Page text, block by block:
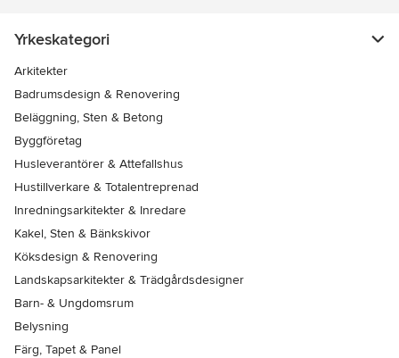
Yrkeskategori
Arkitekter
Badrumsdesign & Renovering
Beläggning, Sten & Betong
Byggföretag
Husleverantörer & Attefallshus
Hustillverkare & Totalentreprenad
Inredningsarkitekter & Inredare
Kakel, Sten & Bänkskivor
Köksdesign & Renovering
Landskapsarkitekter & Trädgårdsdesigner
Barn- & Ungdomsrum
Belysning
Färg, Tapet & Panel